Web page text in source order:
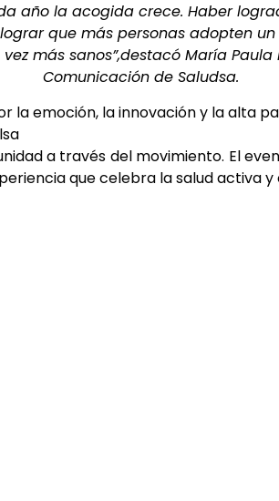
año la acogida crece. Haber
que más personas adopten
más sanos”,destacó María
Comunicación de Saludsa.
la emoción, la innovación y la alta
a través del movimiento. El
que celebra la salud activa